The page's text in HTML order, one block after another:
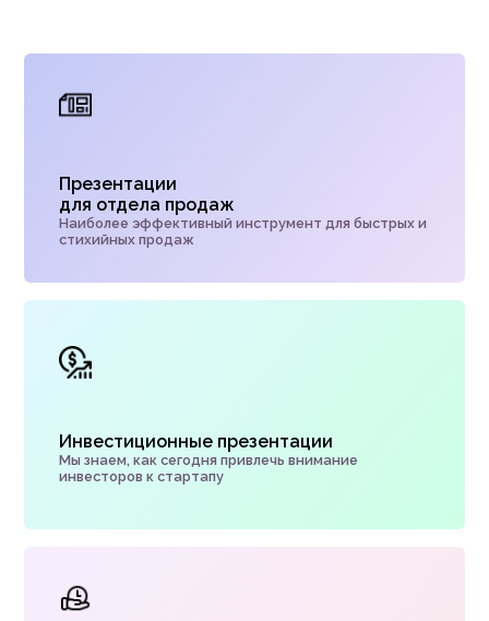
Презентации
для отдела продаж
Наиболее эффективный инструмент для быстрых и
стихийных продаж
Инвестиционные презентации
Мы знаем, как сегодня привлечь внимание
инвесторов к стартапу